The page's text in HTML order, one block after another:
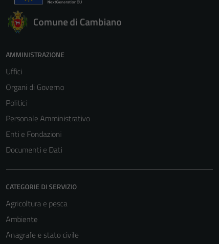
Comune di Cambiano
AMMINISTRAZIONE
Uffici
Organi di Governo
Politici
Personale Amministrativo
Enti e Fondazioni
Documenti e Dati
CATEGORIE DI SERVIZIO
Agricoltura e pesca
Ambiente
Anagrafe e stato civile